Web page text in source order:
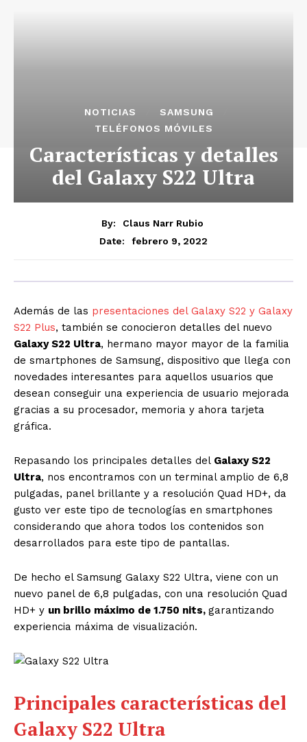
NOTICIAS
SAMSUNG
TELÉFONOS MÓVILES
Características y detalles
del Galaxy S22 Ultra
By:
Claus Narr Rubio
Date:
febrero 9, 2022
Además de las presentaciones del Galaxy S22 y Galaxy
S22 Plus, también se conocieron detalles del nuevo
Galaxy S22 Ultra, hermano mayor mayor de la familia
de smartphones de Samsung, dispositivo que llega con
novedades interesantes para aquellos usuarios que
desean conseguir una experiencia de usuario mejorada
gracias a su procesador, memoria y ahora tarjeta
gráfica.
Repasando los principales detalles del Galaxy S22
Ultra, nos encontramos con un terminal amplio de 6,8
pulgadas, panel brillante y a resolución Quad HD+, da
gusto ver este tipo de tecnologías en smartphones
considerando que ahora todos los contenidos son
desarrollados para este tipo de pantallas.
De hecho el Samsung Galaxy S22 Ultra, viene con un
nuevo panel de 6,8 pulgadas, con una resolución Quad
HD+ y un brillo máximo de 1.750 nits, garantizando
experiencia máxima de visualización.
Principales características del
Galaxy S22 Ultra